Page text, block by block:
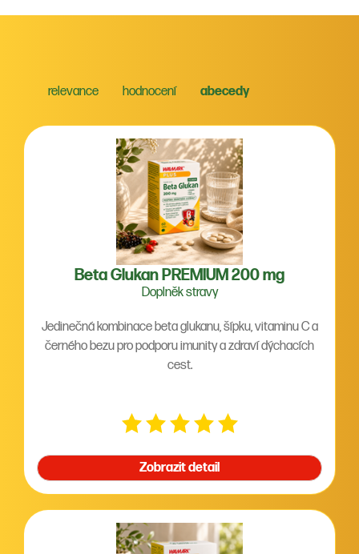
relevance hodnocení abecedy
Beta Glukan PREMIUM 200 mg
Doplněk stravy
Jedinečná kombinace beta glukanu, šípku, vitaminu C a
černého bezu pro podporu imunity a zdraví dýchacích
cest.
Zobrazit detail